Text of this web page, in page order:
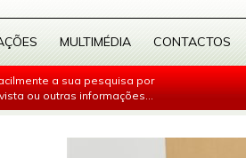
MULTIMÉDIA CONTACTOS
a sua pesquisa por
ou outras informações...